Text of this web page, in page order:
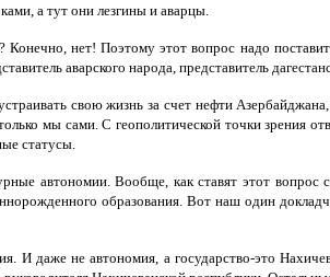
а тут они лезгины и аварцы.
Конечно, нет! Поэтому этот вопрос надо
аварского народа, представитель
свою жизнь за счет нефти
мы сами. С геополитической точки зрения
статусы.
автономии. Вообще, как ставят этот
образования. Вот наш один
И даже не автономия, а государство-это